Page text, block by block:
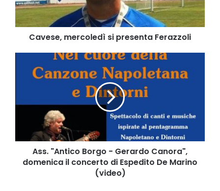
Cavese, mercoledì si presenta Ferazzoli
"Antico
Borgo
Canora",
domenica
concerto
Espedito
Ass. "Antico Borgo - Gerardo Canora",
domenica il concerto di Espedito De Marino
(video)